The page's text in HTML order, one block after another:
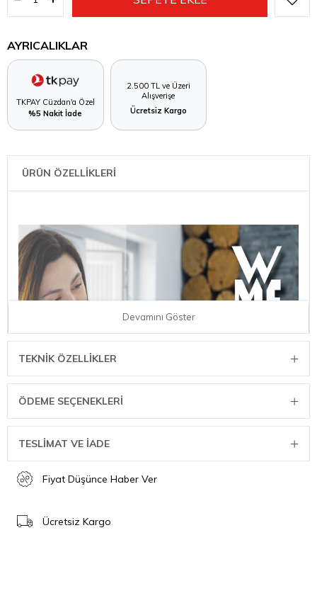
AYRICALIKLAR
TKPAY Cüzdan'a Özel
%5 Nakit İade
2.500 TL ve Üzeri
Alışverişe
Ücretsiz Kargo
ÜRÜN ÖZELLİKLERİ
Devamını Göster
TEKNIK ÖZELLIKLER
ÖDEME SEÇENEKLERI
TESLİMAT VE İADE
Fiyat Düşünce Haber Ver
Ücretsiz Kargo